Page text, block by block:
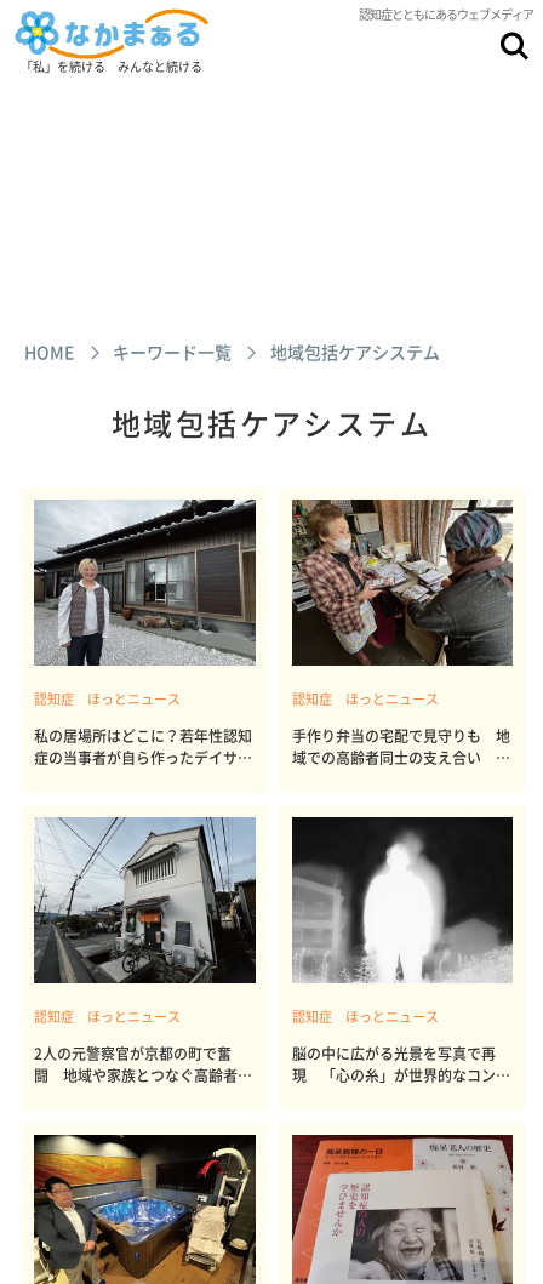
認知症とともにあるウェブメディア
「私」を続ける みんなと続ける
HOME キーワード一覧 地域包括ケアシステム
地域包括ケアシステム
認知症 ほっとニュース
私の居場所はどこに？若年性認知
症の当事者が自ら作ったデイサー
認知症 ほっとニュース
手作り弁当の宅配で見守りも 地
域での高齢者同士の支え合い 新
認知症 ほっとニュース
2人の元警察官が京都の町で奮
闘 地域や家族とつなぐ高齢者の
認知症 ほっとニュース
脳の中に広がる光景を写真で再
現 「心の糸」が世界的なコンテ